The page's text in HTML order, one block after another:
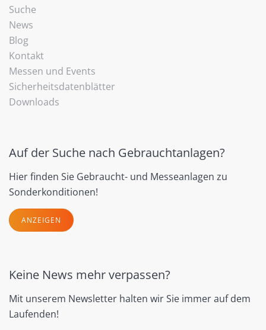
Suche
News
Blog
Kontakt
Messen und Events
Sicherheitsdatenblätter
Downloads
Auf der Suche nach Gebrauchtanlagen?
Hier finden Sie Gebraucht- und Messeanlagen zu
Sonderkonditionen!
ANZEIGEN
Keine News mehr verpassen?
Mit unserem Newsletter halten wir Sie immer auf dem
Laufenden!